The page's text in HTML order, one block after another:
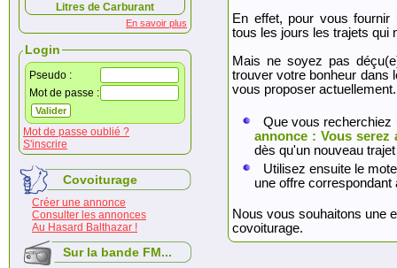
Litres de Carburant
En savoir plus
Login
Pseudo :
Mot de passe :
Mot de passe oublié ?
S'inscrire
Covoiturage
Créer une annonce
Consulter les annonces
Au Hasard Balthazar !
Sur la bande FM...
En effet, pour vous fournir
tous les jours les trajets qui
Mais ne soyez pas
trouver votre bonheur dans
vous proposer actuellement.
Que vous
annonce : Vous serez
dès qu'un nouveau
Utilisez ensuite le
une offre
Nous vous souhaitons une
covoiturage.